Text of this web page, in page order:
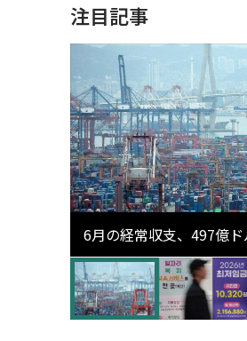
注目記事
6月の経常収支、497億
最大」…輸出が初の1000